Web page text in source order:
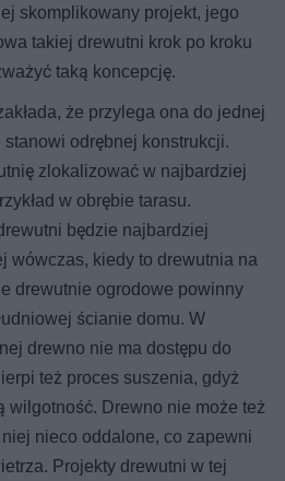
skomplikowany projekt, jego
takiej drewutni krok po kroku
taką koncepcję.
że przylega ona do jednej
odrębnej konstrukcji.
zlokalizować w najbardziej
w obrębie tarasu.
będzie najbardziej
wówczas, kiedy to drewutnia na
drewutnie ogrodowe powinny
ścianie domu. W
drewno nie ma dostępu do
też proces suszenia, gdyż
wilgotność. Drewno nie może też
nieco oddalone, co zapewni
Projekty drewutni w tej